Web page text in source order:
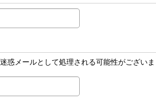
惑メールとして処理される可能性がございま